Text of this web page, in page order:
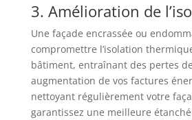
3. Amélioration de
Une façade encrassée ou
compromettre l’isolation
bâtiment, entraînant des pertes
augmentation de vos factures
nettoyant régulièrement votre
garantissez une meilleure